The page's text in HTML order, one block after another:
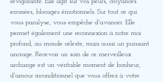
erronées, blocages émotionnels. Sur tout ce qui
vous paralyse, vous empêche d'avancer. Elle
permet également une reconnexion à notre moi
profond, au monde céleste, mais aussi un puissant
ancrage. Recevoir un soin de ce merveilleux
archange est un véritable moment de bonheur,
d'amour inconditionnel que vous offrez à votre